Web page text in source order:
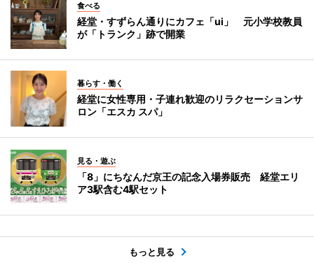
食べる
経堂・すずらん通りにカフェ「ui」 元小学校教員
が「トランク」跡で開業
暮らす・働く
経堂に女性専用・子連れ歓迎のリラクセーションサ
ロン「エスカ スパ」
見る・遊ぶ
「8」にちなんだ京王の記念入場券販売 経堂エリ
ア3駅含む4駅セット
もっと見る